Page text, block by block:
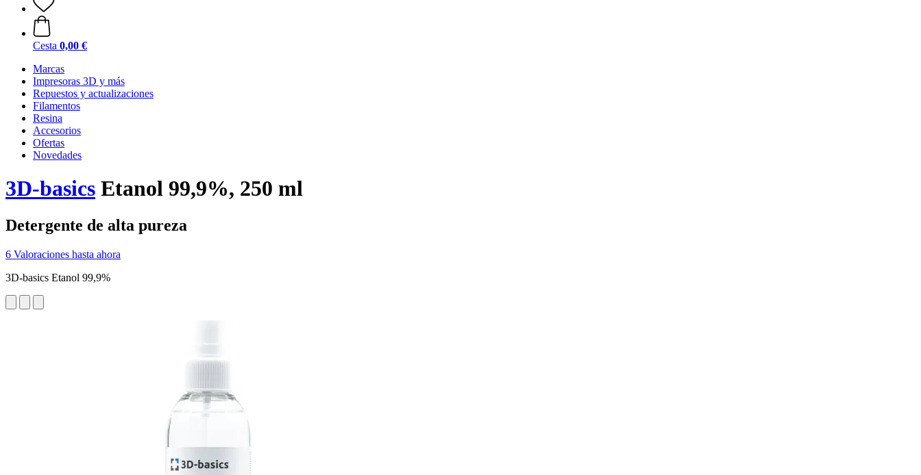
Cesta 0,00 €
Marcas
Impresoras 3D y más
Repuestos y actualizaciones
Filamentos
Resina
Accesorios
Ofertas
Novedades
3D-basics Etanol 99,9%, 250 ml
Detergente de alta pureza
6 Valoraciones hasta ahora
3D-basics Etanol 99,9%